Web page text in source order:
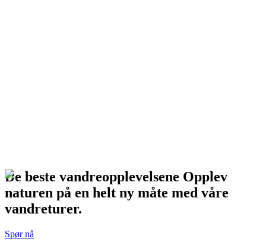
De beste vandreopplevelsene Opplev
naturen på en helt ny måte med våre
vandreturer.
Spør nå